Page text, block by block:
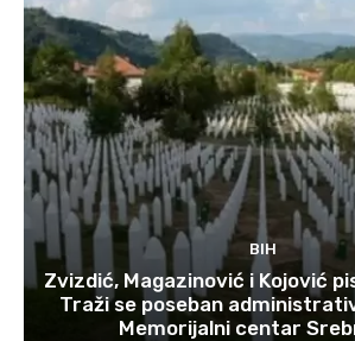
BIH
Zvizdić, Magazinović i Kojović
Traži se poseban
Memorijalni centar